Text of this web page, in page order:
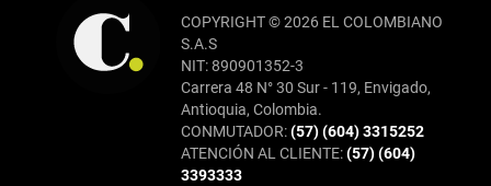
COPYRIGHT © 2026 EL COLOMBIANO
S.A.S
NIT: 890901352-3
Carrera 48 N° 30 Sur - 119, Envigado,
Antioquia, Colombia.
CONMUTADOR:(57) (604) 3315252
ATENCIÓN AL CLIENTE:(57) (604)
3393333